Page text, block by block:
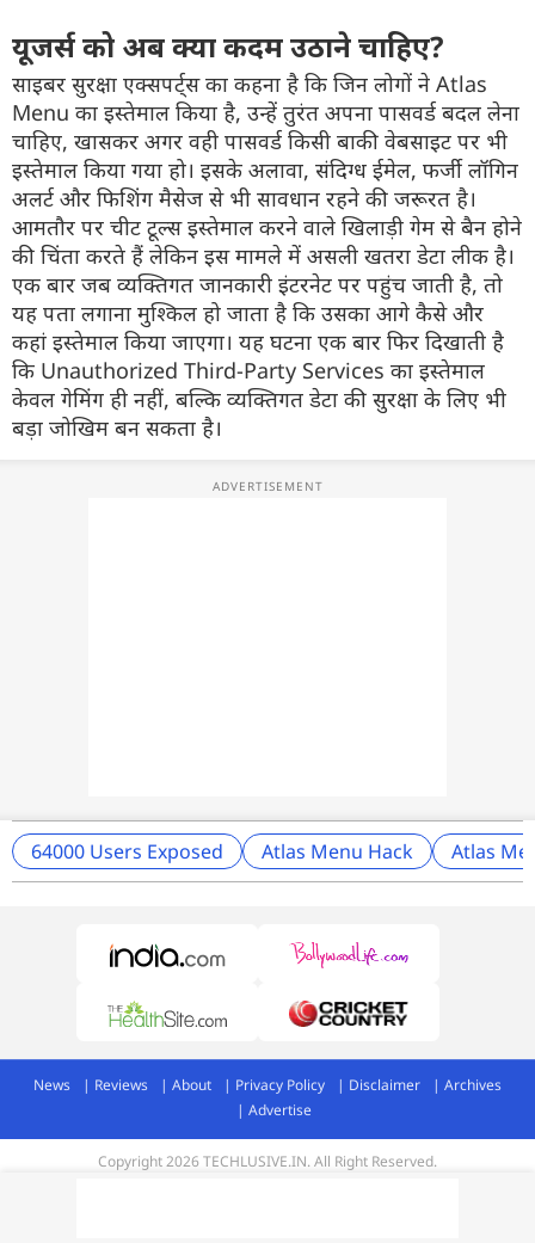
यूजर्स को अब क्या कदम उठाने चाहिए?
साइबर सुरक्षा एक्सपर्ट्स का कहना है कि जिन लोगों ने Atlas
Menu का इस्तेमाल किया है, उन्हें तुरंत अपना पासवर्ड बदल लेना
चाहिए, खासकर अगर वही पासवर्ड किसी बाकी वेबसाइट पर भी
इस्तेमाल किया गया हो। इसके अलावा, संदिग्ध ईमेल, फर्जी लॉगिन
अलर्ट और फिशिंग मैसेज से भी सावधान रहने की जरूरत है।
आमतौर पर चीट टूल्स इस्तेमाल करने वाले खिलाड़ी गेम से बैन होने
की चिंता करते हैं लेकिन इस मामले में असली खतरा डेटा लीक है।
एक बार जब व्यक्तिगत जानकारी इंटरनेट पर पहुंच जाती है, तो
यह पता लगाना मुश्किल हो जाता है कि उसका आगे कैसे और
कहां इस्तेमाल किया जाएगा। यह घटना एक बार फिर दिखाती है
कि Unauthorized Third-Party Services का इस्तेमाल
केवल गेमिंग ही नहीं, बल्कि व्यक्तिगत डेटा की सुरक्षा के लिए भी
बड़ा जोखिम बन सकता है।
64000 Users Exposed Atlas Menu Hack Atlas
News Reviews About Privacy Policy Disclaimer
Archives
Advertise
Copyright 2026 TECHLUSIVE.IN. All Right Reserved.